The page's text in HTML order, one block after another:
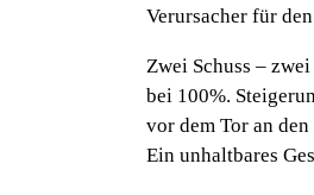
Verursacher für
Zwei Schuss –
bei 100%.
vor dem Tor an
Ein unhaltbares